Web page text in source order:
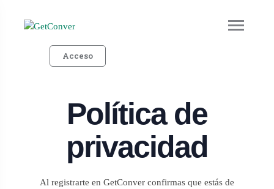
Acceso
Política de
privacidad
Al registrarte en GetConver confirmas que estás de